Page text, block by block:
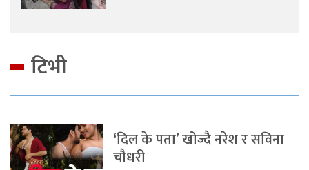
टिभी
‘दिल के पता’ खोज्दै नरेश र सविना
चौधरी